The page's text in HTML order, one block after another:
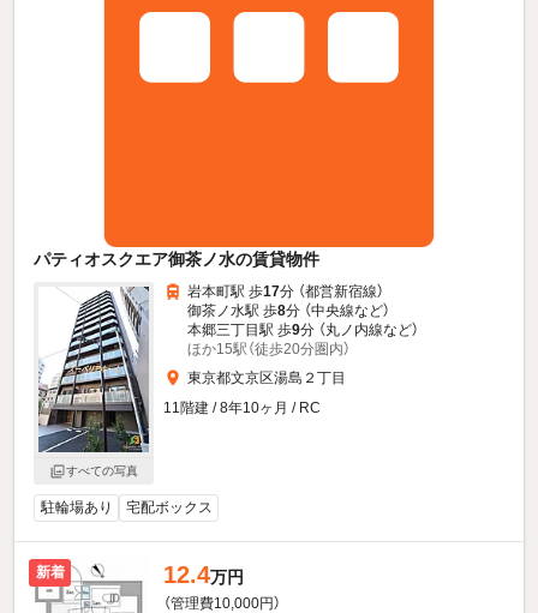
パティオスクエア御茶ノ水の賃貸物件
すべての写真
岩本町駅 歩17分 （都営新宿線）
御茶ノ水駅 歩8分 （中央線など）
本郷三丁目駅 歩9分 （丸ノ内線など）
ほか15駅（徒歩20分圏内）
東京都文京区湯島２丁目
11階建 / 8年10ヶ月 / RC
駐輪場あり 宅配ボックス
新着 12.4万円
（管理費10,000円）